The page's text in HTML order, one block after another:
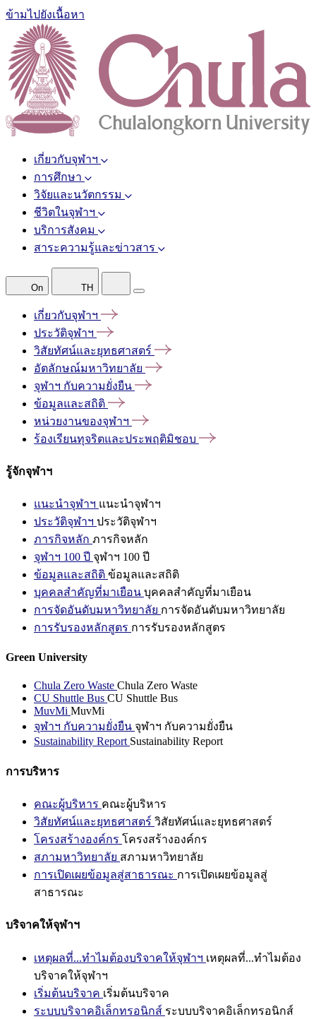
ข้ามไปยังเนื้อหา
เกี่ยวกับจุฬาฯ
การศึกษา
วิจัยและนวัตกรรม
ชีวิตในจุฬาฯ
บริการสังคม
สาระความรู้และข่าวสาร
On TH
เกี่ยวกับจุฬาฯ
ประวัติจุฬาฯ
วิสัยทัศน์และยุทธศาสตร์
อัตลักษณ์มหาวิทยาลัย
จุฬาฯ กับความยั่งยืน
ข้อมูลและสถิติ
หน่วยงานของจุฬาฯ
ร้องเรียนทุจริตและประพฤติมิชอบ
รู้จักจุฬาฯ
แนะนำจุฬาฯ แนะนำจุฬาฯ
ประวัติจุฬาฯ ประวัติจุฬาฯ
ภารกิจหลัก ภารกิจหลัก
จุฬาฯ 100 ปี จุฬาฯ 100 ปี
ข้อมูลและสถิติ ข้อมูลและสถิติ
บุคคลสำคัญที่มาเยือน บุคคลสำคัญที่มาเยือน
การจัดอันดับมหาวิทยาลัย การจัดอันดับมหาวิทยาลัย
การรับรองหลักสูตร การรับรองหลักสูตร
Green University
Chula Zero Waste Chula Zero Waste
CU Shuttle Bus CU Shuttle Bus
MuvMi MuvMi
จุฬาฯ กับความยั่งยืน จุฬาฯ กับความยั่งยืน
Sustainability Report Sustainability Report
การบริหาร
คณะผู้บริหาร คณะผู้บริหาร
วิสัยทัศน์และยุทธศาสตร์ วิสัยทัศน์และยุทธศาสตร์
โครงสร้างองค์กร โครงสร้างองค์กร
สภามหาวิทยาลัย สภามหาวิทยาลัย
การเปิดเผยข้อมูลสู่สาธารณะ การเปิดเผยข้อมูลสู่
สาธารณะ
บริจาคให้จุฬาฯ
เหตุผลที่...ทำไมต้องบริจาคให้จุฬาฯ เหตุผลที่...ทำไมต้อง
บริจาคให้จุฬาฯ
เริ่มต้นบริจาค เริ่มต้นบริจาค
ระบบบริจาคอิเล็กทรอนิกส์ ระบบบริจาคอิเล็กทรอนิกส์